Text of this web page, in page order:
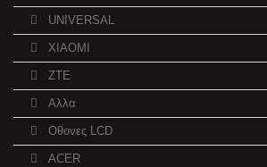
UNIVERSAL
XIAOMI
ZTE
Αλλα
Οθονες LCD
ACER